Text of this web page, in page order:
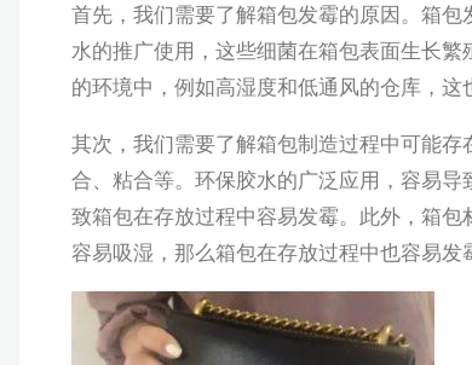
首先，我们需要了解箱包发霉的原因。箱
水的推广使用，这些细菌在箱包表面生长
的环境中，例如高湿度和低通风的仓库，这
其次，我们需要了解箱包制造过程中可能
合、粘合等。环保胶水的广泛应用，容易
致箱包在存放过程中容易发霉。此外，箱
容易吸湿，那么箱包在存放过程中也容易发